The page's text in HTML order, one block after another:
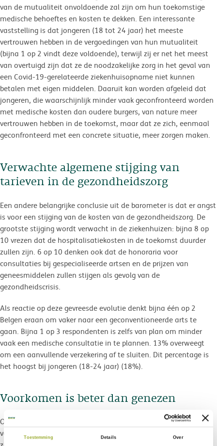
Toestemming Details Over
van de mutualiteit onvoldoende zal zijn om hun toekomstige
medische behoeftes en kosten te dekken. Een interessante
vaststelling is dat jongeren (18 tot 24 jaar) het meeste
vertrouwen hebben in de vergoedingen van hun mutualiteit
(bijna 1 op 2 vindt deze voldoende), terwijl zij er net het meest
van overtuigd zijn dat ze de noodzakelijke zorg in het geval van
een Covid-19-gerelateerde ziekenhuisopname niet kunnen
betalen met eigen middelen. Daaruit kan worden afgeleid dat
jongeren, die waarschijnlijk minder vaak geconfronteerd worden
met medische kosten dan oudere burgers, van nature meer
vertrouwen hebben in de toekomst, maar dat ze zich, eenmaal
geconfronteerd met een concrete situatie, meer zorgen maken.
Verwachte algemene stijging van
tarieven in de gezondheidszorg
Een andere belangrijke conclusie uit de barometer is dat er angst
is voor een stijging van de kosten van de gezondheidszorg. De
grootste stijging wordt verwacht in de ziekenhuizen: bijna 8 op
10 vrezen dat de hospitalisatiekosten in de toekomst duurder
zullen zijn. 6 op 10 denken ook dat de honoraria voor
consultaties bij gespecialiseerde artsen en de prijzen van
geneesmiddelen zullen stijgen als gevolg van de
gezondheidscrisis.
Als reactie op deze gevreesde evolutie denkt bijna één op 2
Belgen eraan om vaker naar een geconventioneerde arts te
gaan. Bijna 1 op 3 respondenten is zelfs van plan om minder
vaak een medische consultatie in te plannen. 13% overweegt
om een aanvullende verzekering af te sluiten. Dit percentage is
het hoogst bij jongeren (18-24 jaar) (18%).
Voorkomen is beter dan genezen
Om het aandeel van medische kosten in hun budget te
verminderen, zeggen de Belgische respondenten ook bereid te